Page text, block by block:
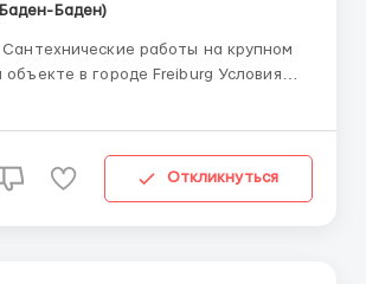
Баден)
работы на крупном
объекте в городе Freiburg Условия
труда 12-15 брутто евро в
и проезд до места работы за
Работни...
Откликнуться